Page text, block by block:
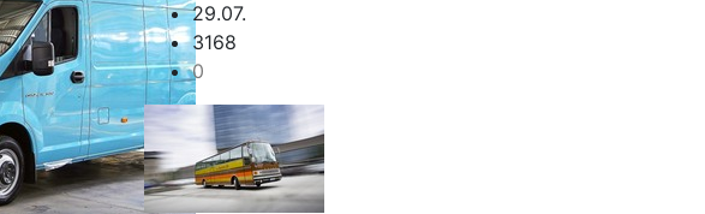
29.07.
3168
0